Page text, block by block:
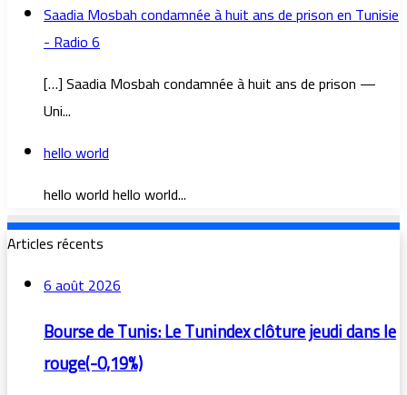
Saadia Mosbah condamnée à huit ans de prison en Tunisie
- Radio 6
[…] Saadia Mosbah condamnée à huit ans de prison —
Uni...
hello world
hello world hello world...
Articles récents
6 août 2026
Bourse de Tunis: Le Tunindex clôture jeudi dans le
rouge(-0,19%)